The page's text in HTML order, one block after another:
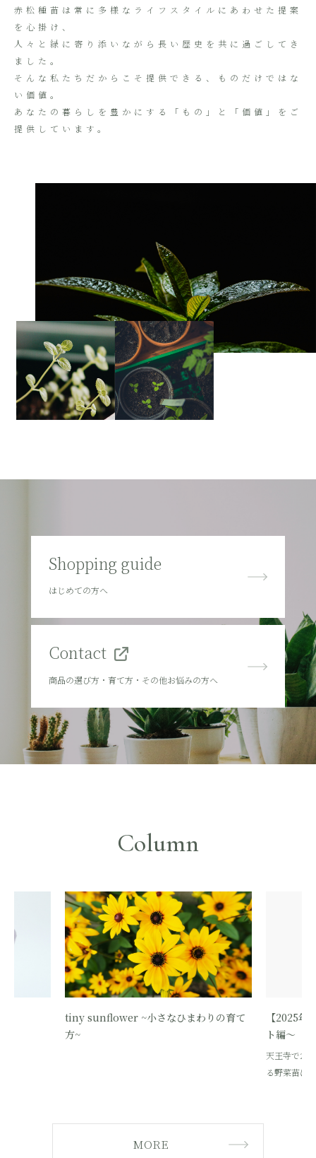
赤松種苗は常に多様なライフスタイルにあわせた提案
を心掛け、
人々と緑に寄り添いながら長い歴史を共に過ごしてき
ました。
そんな私たちだからこそ提供できる、ものだけではな
い価値。
あなたの暮らしを豊かにする「もの」と「価値」をご
提供しています。
Shopping guide
はじめての方へ
Contact
商品の選び方・育て方・その他お悩みの方へ
Column
tiny sunflower ~小さなひまわりの育て
方~
【2025年
ト編～
天王寺で
る野菜苗は
MORE